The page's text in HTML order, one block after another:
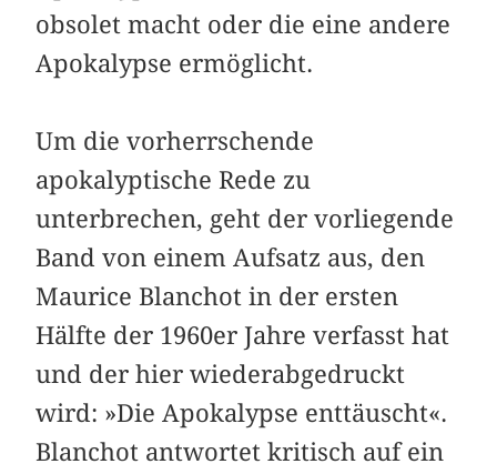
obsolet macht oder die eine andere
Apokalypse ermöglicht.
Um die vorherrschende
apokalyptische Rede zu
unterbrechen, geht der vorliegende
Band von einem Aufsatz aus, den
Maurice Blanchot in der ersten
Hälfte der 1960er Jahre verfasst hat
und der hier wiederabgedruckt
wird: »Die Apokalypse enttäuscht«.
Blanchot antwortet kritisch auf ein